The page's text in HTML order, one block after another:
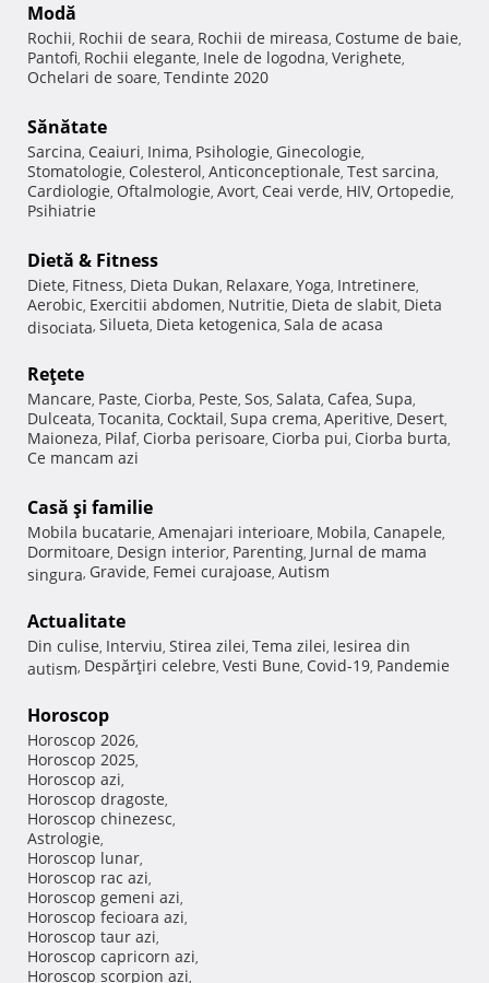
Modă
Rochii, Rochii de seara, Rochii de mireasa, Costume de baie,
Pantofi, Rochii elegante, Inele de logodna, Verighete,
Ochelari de soare, Tendinte 2020
Sănătate
Sarcina, Ceaiuri, Inima, Psihologie, Ginecologie,
Stomatologie, Colesterol, Anticonceptionale, Test sarcina,
Cardiologie, Oftalmologie, Avort, Ceai verde, HIV, Ortopedie,
Psihiatrie
Dietă & Fitness
Diete, Fitness, Dieta Dukan, Relaxare, Yoga, Intretinere,
Aerobic, Exercitii abdomen, Nutritie, Dieta de slabit, Dieta
disociata, Silueta, Dieta ketogenica, Sala de acasa
Reţete
Mancare, Paste, Ciorba, Peste, Sos, Salata, Cafea, Supa,
Dulceata, Tocanita, Cocktail, Supa crema, Aperitive, Desert,
Maioneza, Pilaf, Ciorba perisoare, Ciorba pui, Ciorba burta,
Ce mancam azi
Casă şi familie
Mobila bucatarie, Amenajari interioare, Mobila, Canapele,
Dormitoare, Design interior, Parenting, Jurnal de mama
singura, Gravide, Femei curajoase, Autism
Actualitate
Din culise, Interviu, Stirea zilei, Tema zilei, Iesirea din
autism, Despărţiri celebre, Vesti Bune, Covid-19, Pandemie
Horoscop
Horoscop 2026,
Horoscop 2025,
Horoscop azi,
Horoscop dragoste,
Horoscop chinezesc,
Astrologie,
Horoscop lunar,
Horoscop rac azi,
Horoscop gemeni azi,
Horoscop fecioara azi,
Horoscop taur azi,
Horoscop capricorn azi,
Horoscop scorpion azi,